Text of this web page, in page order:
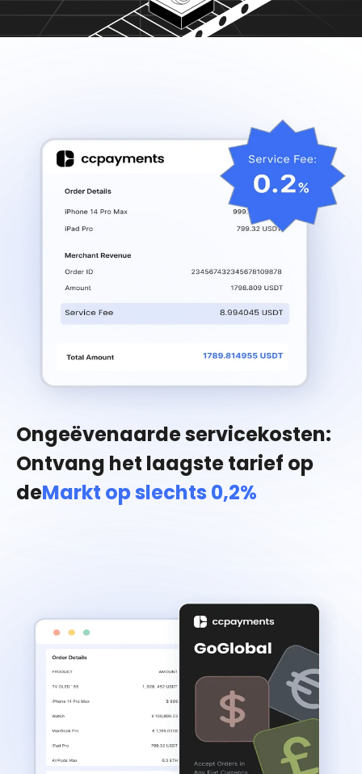
Ongeëvenaarde servicekosten:
Ontvang het laagste tarief op
deMarkt op slechts 0,2%